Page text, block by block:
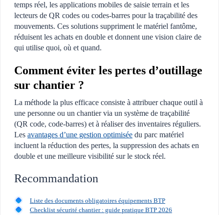
temps réel, les applications mobiles de saisie terrain et les
lecteurs de QR codes ou codes-barres pour la traçabilité des
mouvements. Ces solutions suppriment le matériel fantôme,
réduisent les achats en double et donnent une vision claire de
qui utilise quoi, où et quand.
Comment éviter les pertes d’outillage
sur chantier ?
La méthode la plus efficace consiste à attribuer chaque outil à
une personne ou un chantier via un système de traçabilité
(QR code, code-barres) et à réaliser des inventaires réguliers.
Les avantages d’une gestion optimisée du parc matériel
incluent la réduction des pertes, la suppression des achats en
double et une meilleure visibilité sur le stock réel.
Recommandation
Liste des documents obligatoires équipements BTP
Checklist sécurité chantier : guide pratique BTP 2026